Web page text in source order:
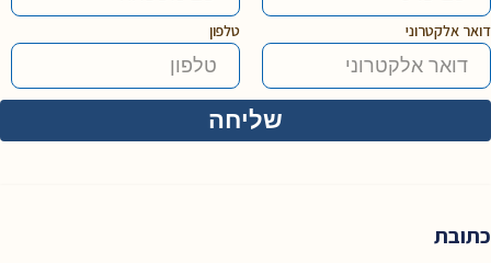
דואר אלקטרוני טלפון
כתובת